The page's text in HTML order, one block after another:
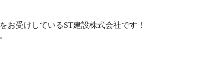
受けしているST建設株式会社です！